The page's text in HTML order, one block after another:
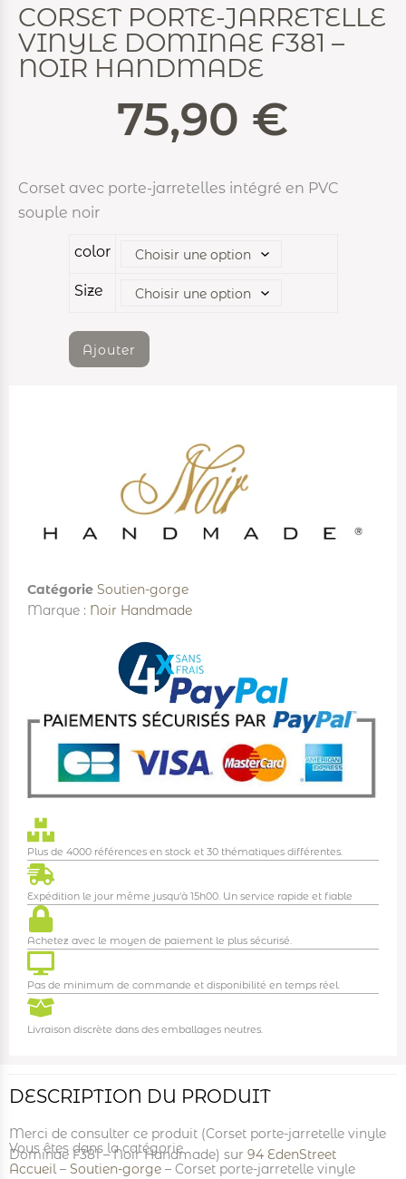
CORSET PORTE-JARRETELLE
VINYLE DOMINAE F381 –
NOIR HANDMADE
75,90 €
Corset avec porte-jarretelles intégré en PVC
souple noir
color
Size
Ajouter
Catégorie Soutien-gorge
Marque : Noir Handmade
Plus de 4000 références en stock et 30 thématiques différentes.
Expédition le jour même jusqu'à 15h00. Un service rapide et fiable
Achetez avec le moyen de paiement le plus sécurisé.
Pas de minimum de commande et disponibilité en temps réel.
Livraison discrète dans des emballages neutres.
DESCRIPTION DU PRODUIT
Merci de consulter ce produit (Corset porte-jarretelle vinyle
Dominae F381 – Noir Handmade) sur 94 EdenStreet
Vous êtes dans la catégorie
Accueil– Soutien-gorge – Corset porte-jarretelle vinyle